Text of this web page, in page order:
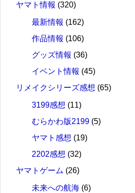
ヤマト情報 (320)
最新情報 (162)
作品情報 (106)
グッズ情報 (36)
イベント情報 (45)
リメイクシリーズ感想 (65)
3199感想 (11)
むらかわ版2199 (5)
ヤマト感想 (19)
2202感想 (32)
ヤマトゲーム (26)
未来への航海 (6)